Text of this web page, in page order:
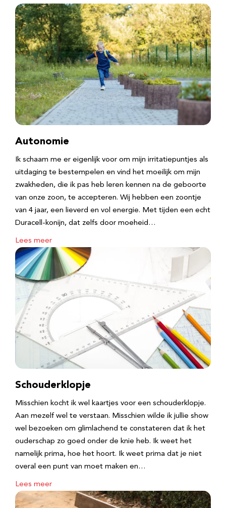
Autonomie
Ik schaam me er eigenlijk voor om mijn irritatiepuntjes als
uitdaging te bestempelen en vind het moeilijk om mijn
zwakheden, die ik pas heb leren kennen na de geboorte
van onze zoon, te accepteren. Wij hebben een zoontje
van 4 jaar, een lieverd en vol energie. Met tijden een echt
Duracell-konijn, dat zelfs door moeheid…
Lees meer
Schouderklopje
Misschien kocht ik wel kaartjes voor een schouderklopje.
Aan mezelf wel te verstaan. Misschien wilde ik jullie show
wel bezoeken om glimlachend te constateren dat ik het
ouderschap zo goed onder de knie heb. Ik weet het
namelijk prima, hoe het hoort. Ik weet prima dat je niet
overal een punt van moet maken en…
Lees meer